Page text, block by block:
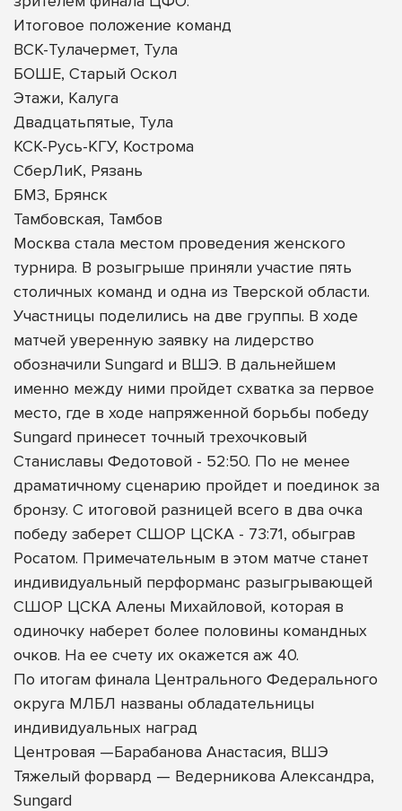
Итоговое положение команд
ВСК-Тулачермет, Тула
БОШЕ, Старый Оскол
Этажи, Калуга
Двадцатьпятые, Тула
КСК-Русь-КГУ, Кострома
СберЛиК, Рязань
БМЗ, Брянск
Тамбовская, Тамбов
Москва стала местом проведения женского
турнира. В розыгрыше приняли участие пять
столичных команд и одна из Тверской области.
Участницы поделились на две группы. В ходе
матчей уверенную заявку на лидерство
обозначили Sungard и ВШЭ. В дальнейшем
именно между ними пройдет схватка за первое
место, где в ходе напряженной борьбы победу
Sungard принесет точный трехочковый
Станиславы Федотовой - 52:50. По не менее
драматичному сценарию пройдет и поединок за
бронзу. С итоговой разницей всего в два очка
победу заберет СШОР ЦСКА - 73:71, обыграв
Росатом. Примечательным в этом матче станет
индивидуальный перформанс разыгрывающей
СШОР ЦСКА Алены Михайловой, которая в
одиночку наберет более половины командных
очков. На ее счету их окажется аж 40.
По итогам финала Центрального Федерального
округа МЛБЛ названы обладательницы
индивидуальных наград
Центровая —Барабанова Анастасия, ВШЭ
Тяжелый форвард — Ведерникова Александра,
Sungard